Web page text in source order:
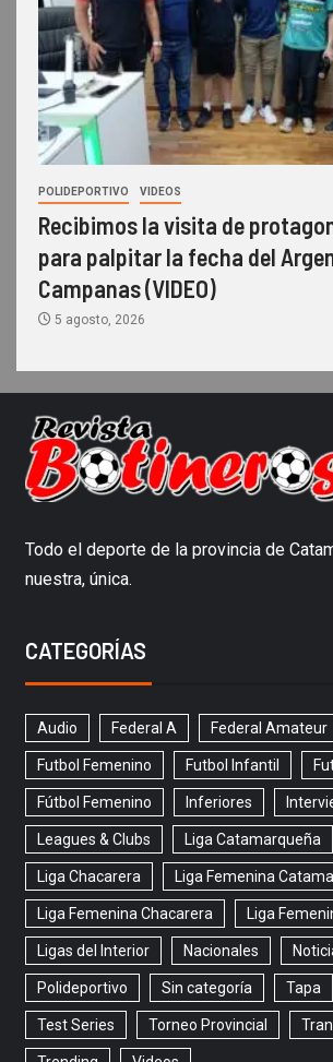
POLIDEPORTIVO VIDEOS
Recibimos la visita de
para palpitar la fecha del
Campanas (VIDEO)
5 agosto, 2026
Todo el deporte de la provincia de
nuestra, única.
CATEGORÍAS
Audio Federal A Federal Amateur
Futbol Femenino Futbol Infantil
Fútbol Femenino Inferiores
Leagues & Clubs Liga Catamarqueña
Liga Chacarera Liga Femenina
Liga Femenina Chacarera Liga
Ligas del Interior Nacionales
Polideportivo Sin categoría Tapa
Test Series Torneo Provincial